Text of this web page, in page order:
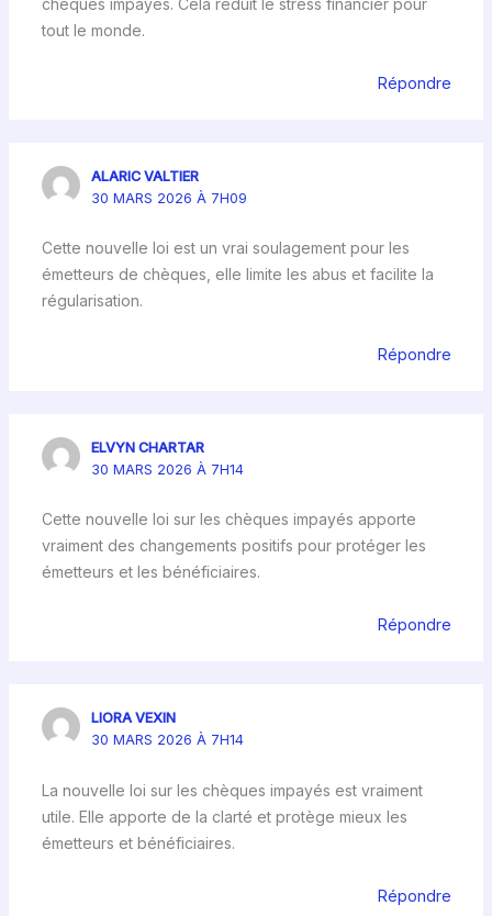
chèques impayés. Cela réduit le stress financier pour
tout le monde.
Répondre
ALARIC VALTIER
30 MARS 2026 À 7H09
Cette nouvelle loi est un vrai soulagement pour les
émetteurs de chèques, elle limite les abus et facilite la
régularisation.
Répondre
ELVYN CHARTAR
30 MARS 2026 À 7H14
Cette nouvelle loi sur les chèques impayés apporte
vraiment des changements positifs pour protéger les
émetteurs et les bénéficiaires.
Répondre
LIORA VEXIN
30 MARS 2026 À 7H14
La nouvelle loi sur les chèques impayés est vraiment
utile. Elle apporte de la clarté et protège mieux les
émetteurs et bénéficiaires.
Répondre